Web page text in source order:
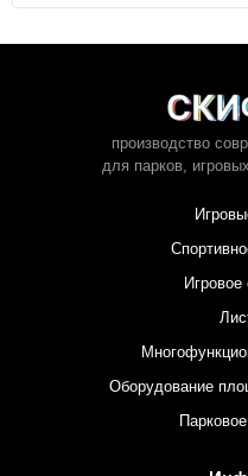
производство
для парков,
Игровое
Оборудование